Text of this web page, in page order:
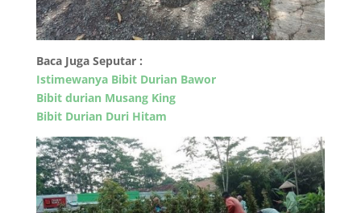
Baca Juga Seputar :
Istimewanya Bibit Durian Bawor
Bibit durian Musang King
Bibit Durian Duri Hitam